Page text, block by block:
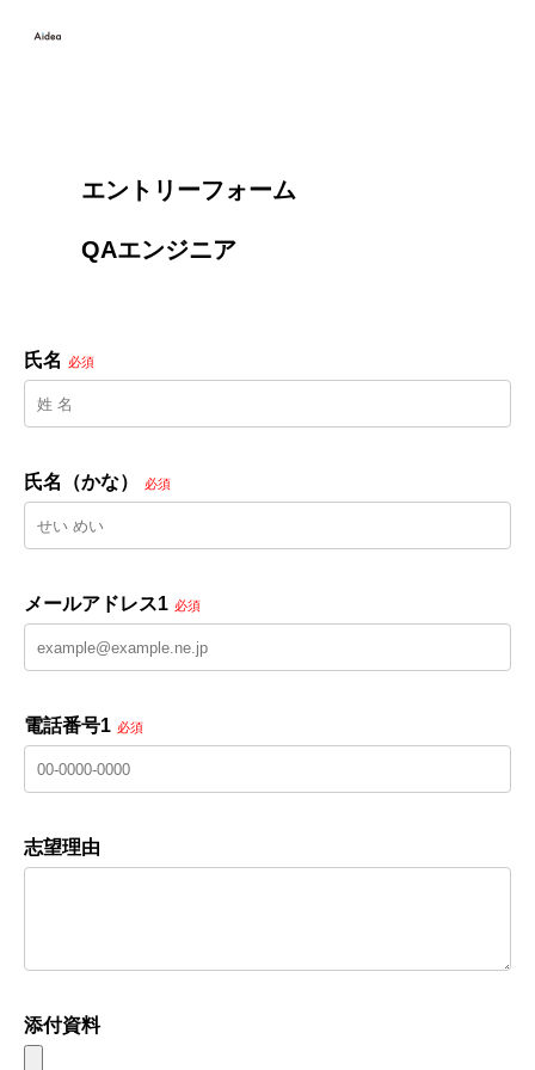
        エントリーフォーム
氏名 必須
氏名（かな） 必須
メールアドレス1 必須
電話番号1 必須
志望理由
添付資料